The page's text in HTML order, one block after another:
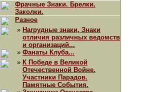
Фрачные Знаки. Брелки.
Заколки.
Разное
» Нагрудные знаки, Знаки
отличия различных ведомств
и организаций...
» Фанаты Клуба...
» К Победе в Великой
Отечественной Войне.
Участники Парадов.
Памятные События.